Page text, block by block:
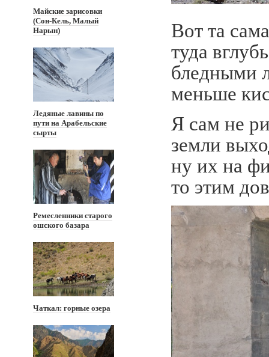
Майские зарисовки
(Сон-Кель, Малый
Нарын)
Ледяные лавины по
пути на Арабельские
сырты
Ремесленники старого
ошского базара
Чаткал: горные озера
Вот та
туда
бледными
меньше
Я сам не
земли
ну их на
то этим